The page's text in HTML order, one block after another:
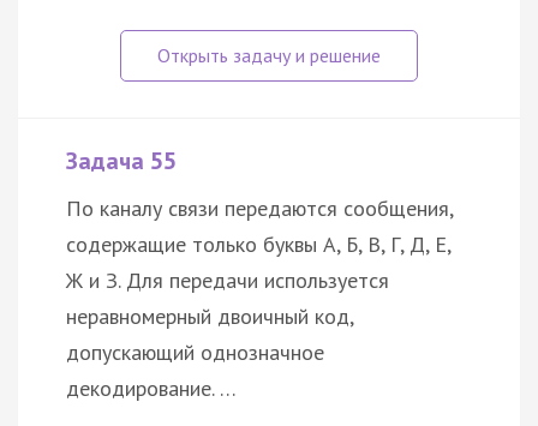
Задача 55
По каналу связи передаются сообщения,
содержащие только буквы А, Б, В, Г, Д, Е,
Ж и З. Для передачи используется
неравномерный двоичный код,
допускающий однозначное
декодирование. …